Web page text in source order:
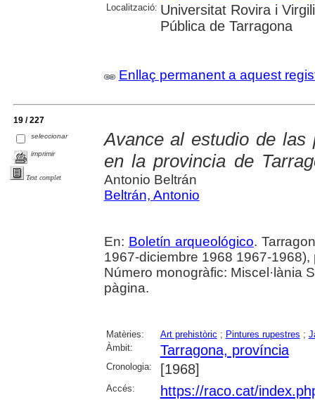
Localització: Universitat Rovira i
Pública de Tarragona
Enllaç permanent a aquest
19 / 227
seleccionar
imprimir
Text complet
Avance al estudio de las
en la provincia de
Antonio Beltrán
Beltrán, Antonio
En: Boletín arqueológico.
1967-diciembre 1968 1967-1968),
Número monogràfic: Miscel·lània
pàgina.
Matèries: Art prehistòric ; Pintures rupestres ;
Àmbit:
Tarragona, província
Cronologia: [1968]
Accés: https://raco.cat/